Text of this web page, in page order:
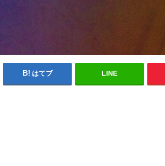
はてブ LINE